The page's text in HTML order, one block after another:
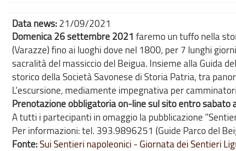
Data news:21/09/2021
Domenica 26 settembre 2021 faremo un tuffo nella
(Varazze) fino ai luoghi dove nel 1800, per 7 lunghi
sacralità del massiccio del Beigua. Insieme alla Guida
storico della Società Savonese di Storia Patria, tra
L'escursione, mediamente impegnativa per
Prenotazione obbligatoria on-line sul sito entro sabato
A tutti i partecipanti in omaggio la pubblicazione
Per informazioni: tel. 393.9896251 (Guide Parco del
Fonte:Sui Sentieri napoleonici - Giornata dei Sentieri